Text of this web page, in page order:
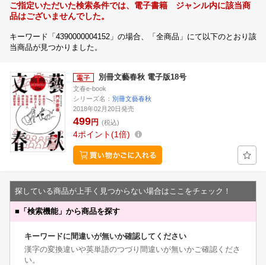
ご指定いただいた検索条件では、電子書籍 ジャンル内に該当商
品はございませんでした。
キーワード「4390000004152」の場合、「全商品」にて以下のとおり該
当商品が見つかりました。
別冊文藝春秋 電子版18号
文春e-book
シリーズ名： 別冊文藝春秋
2018年02月20日発売
499円 (税込)
4ポイント 1倍
探している商品が上手く見つからない場合はここをチェック！
■ 「検索機能」から商品を探す
キーワードに間違いが無いか確認してください
漢字の変換違いや英単語のつづり間違いが無いかご確認くださ
い。